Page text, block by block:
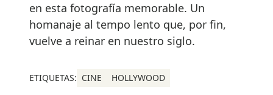
en esta fotografía memorable. Un
homanaje al tempo lento que, por fin,
vuelve a reinar en nuestro siglo.
ETIQUETAS: CINE HOLLYWOOD